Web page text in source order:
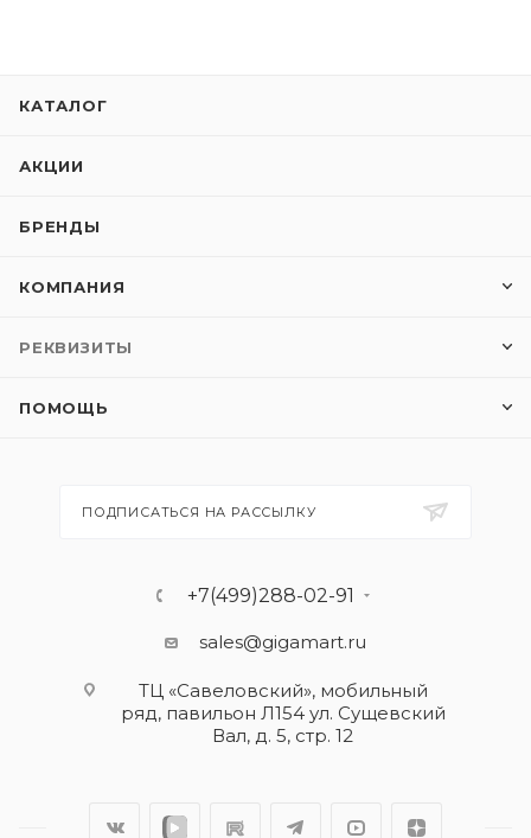
КАТАЛОГ
АКЦИИ
БРЕНДЫ
КОМПАНИЯ
РЕКВИЗИТЫ
ПОМОЩЬ
ПОДПИСАТЬСЯ НА РАССЫЛКУ
+7(499)288-02-91
sales@gigamart.ru
ТЦ «Савеловский», мобильный
ряд, павильон Л154 ул. Сущевский
Вал, д. 5, стр. 12